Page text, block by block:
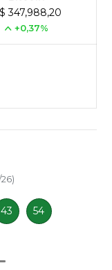
347,988,20
+0,37%
43 54